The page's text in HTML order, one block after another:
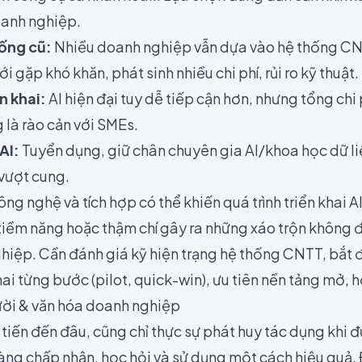
nghiệp.
cũ: Nhiều doanh nghiệp vẫn dựa vào hệ thống
gặp khó khăn, phát sinh nhiều chi phí, rủi ro kỹ thuật.
khai: AI hiện đại tuy dễ tiếp cận hơn, nhưng tổng
rào cản với SMEs.
Tuyển dụng, giữ chân chuyên gia AI/khoa học dữ
cung.
nghệ và tích hợp có thể khiến quá trình triển khai
năng hoặc thậm chí gây ra những xáo trộn không
Cần đánh giá kỹ hiện trạng hệ thống CNTT, bắt
từng bước (pilot, quick-win), ưu tiên nền tảng mở,
& văn hóa doanh nghiệp
đến đâu, cũng chỉ thực sự phát huy tác dụng khi
chấp nhận, học hỏi và sử dụng một cách hiệu